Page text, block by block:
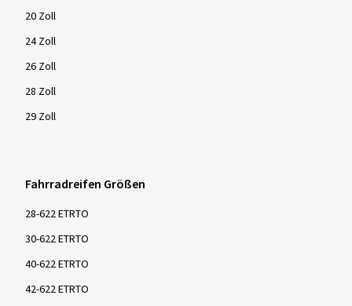
20 Zoll
24 Zoll
26 Zoll
28 Zoll
29 Zoll
Fahrradreifen Größen
28-622 ETRTO
30-622 ETRTO
40-622 ETRTO
42-622 ETRTO